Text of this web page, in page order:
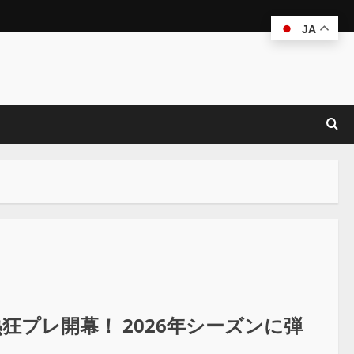
プレ開幕！ 2026年シーズンに弾
JA